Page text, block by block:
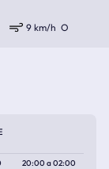
9 km/h O
20:00a02:00